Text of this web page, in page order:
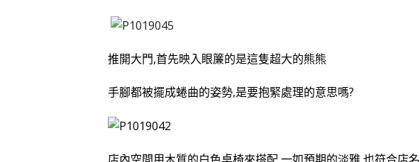
推開大門,首先映入眼簾的是這隻超大的熊熊
手腳都被擺成蜷曲的姿勢,是要抱緊處理的意思嗎?